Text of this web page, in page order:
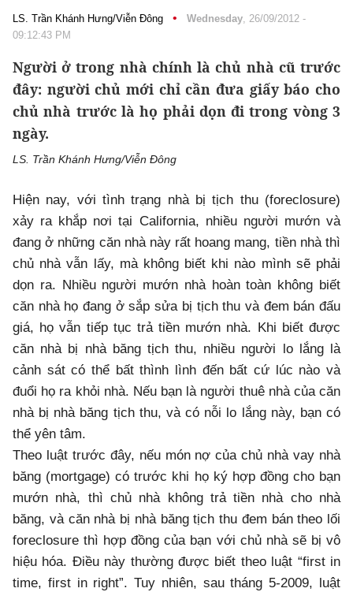
LS. Trần Khánh Hưng/Viễn Đông • Wednesday, 26/09/2012 -
09:12:43 PM
Người ở trong nhà chính là chủ nhà cũ trước
đây: người chủ mới chỉ cần đưa giấy báo cho
chủ nhà trước là họ phải dọn đi trong vòng 3
ngày.
LS. Trần Khánh Hưng/Viễn Đông
Hiện nay, với tình trạng nhà bị tịch thu (foreclosure)
xảy ra khắp nơi tại California, nhiều người mướn và
đang ở những căn nhà này rất hoang mang, tiền nhà thì
chủ nhà vẫn lấy, mà không biết khi nào mình sẽ phải
dọn ra. Nhiều người mướn nhà hoàn toàn không biết
căn nhà họ đang ở sắp sửa bị tịch thu và đem bán đấu
giá, họ vẫn tiếp tục trả tiền mướn nhà. Khi biết được
căn nhà bị nhà băng tịch thu, nhiều người lo lắng là
cảnh sát có thể bất thình lình đến bất cứ lúc nào và
đuổi họ ra khỏi nhà. Nếu bạn là người thuê nhà của căn
nhà bị nhà băng tịch thu, và có nỗi lo lắng này, bạn có
thể yên tâm.
Theo luật trước đây, nếu món nợ của chủ nhà vay nhà
băng (mortgage) có trước khi họ ký hợp đồng cho bạn
mướn nhà, thì chủ nhà không trả tiền nhà cho nhà
băng, và căn nhà bị nhà băng tịch thu đem bán theo lối
foreclosure thì hợp đồng của bạn với chủ nhà sẽ bị vô
hiệu hóa. Điều này thường được biết theo luật “first in
time, first in right”. Tuy nhiên, sau tháng 5-2009, luật